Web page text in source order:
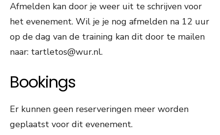
Afmelden kan door je weer uit te schrijven voor
het evenement. Wil je je nog afmelden na 12 uur
op de dag van de training kan dit door te mailen
naar: tartletos@wur.nl.
Bookings
Er kunnen geen reserveringen meer worden
geplaatst voor dit evenement.